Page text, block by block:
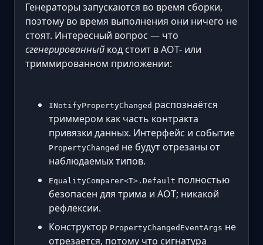
Генераторы запускаются во время сборки,
поэтому во время выполнения они ничего не
стоят. Интересный вопрос — что
сгенерированный код стоит в AOT- или
триммированном приложении:
INotifyPropertyChanged распознаётся
триммером как часть контракта
привязки данных. Интерфейс и событие
PropertyChanged не будут отрезаны от
наблюдаемых типов.
EqualityComparer<T>.Default полностью
безопасен для трима и AOT; никакой
рефлексии.
Конструктор PropertyChangedEventArgs не
отрезается, потому что сигнатура